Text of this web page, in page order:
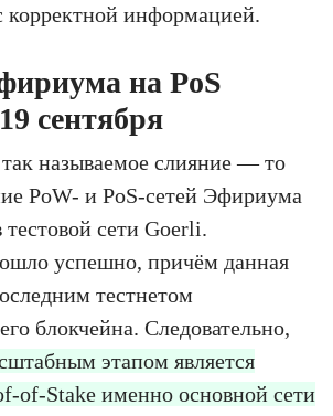
информацией.
на PoS
сентября
называемое слияние — то
PoW- и PoS-сетей Эфириума
сети Goerli.
успешно, причём данная
тестнетом
блокчейна. Следовательно,
этапом является
of-Stake именно основной сети